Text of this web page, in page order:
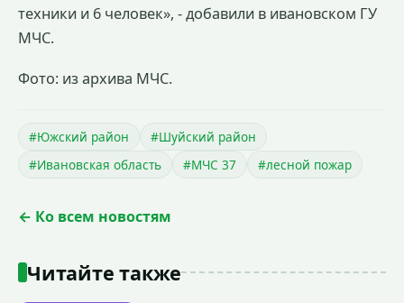
техники и 6 человек», - добавили в ивановском ГУ
МЧС.
Фото: из архива МЧС.
#Южский район
#Шуйский район
#Ивановская область
#МЧС 37 #лесной пожар
← Ко всем новостям
Читайте также